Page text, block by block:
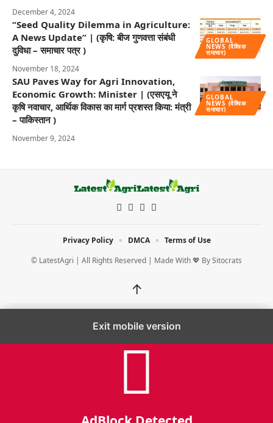
December 4, 2024
GLOBAL
NEWS (वैश्विक
समाचार)
“Seed Quality Dilemma in Agriculture:
A News Update” | (कृषि: बीज गुणवत्ता संबंधी
दुविधा – समाचार पत्र )
November 18, 2024
GLOBAL
NEWS (वैश्विक
समाचार)
SAU Paves Way for Agri Innovation,
Economic Growth: Minister | (एसएयू ने
कृषि नवाचार, आर्थिक विकास का मार्ग प्रशस्त किया: मंत्री
– पाकिस्तान )
November 9, 2024
© LatestAgri | All Rights Reserved | Made With 💖 BySitocrats
Privacy Policy DMCA Terms of Use
↑
Exit mobile version